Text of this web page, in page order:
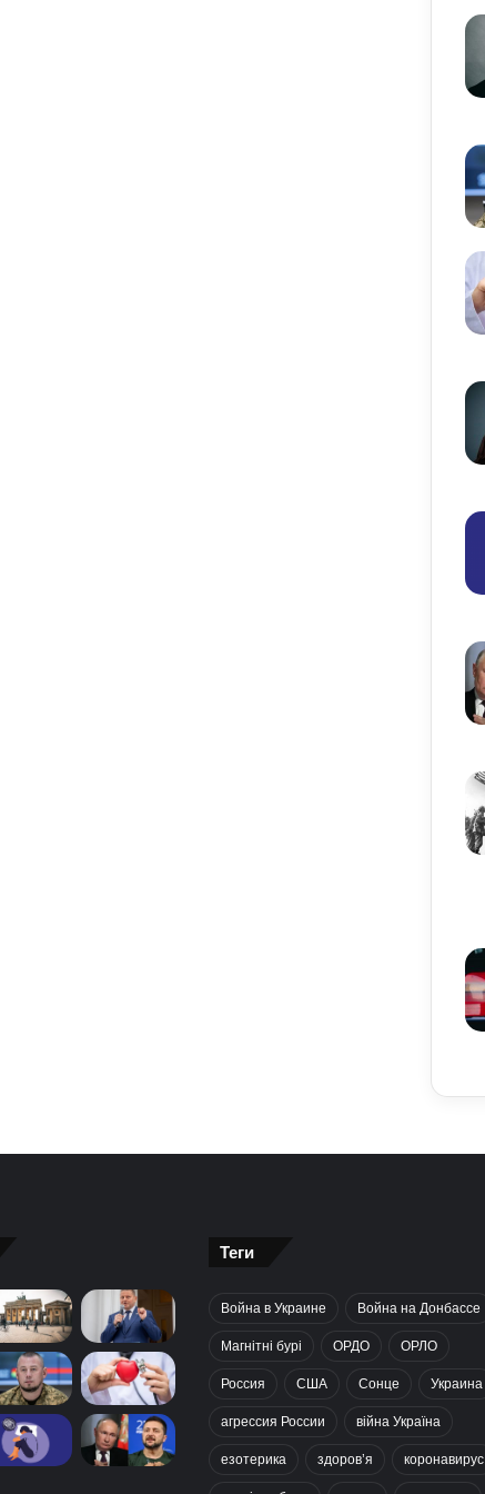
Теги
Война в Украине Война на Донбассе
Магнітні бурі ОРДО ОРЛО
Россия США Сонце Украина
агрессия России війна Україна
езотерика здоров’я коронавирус